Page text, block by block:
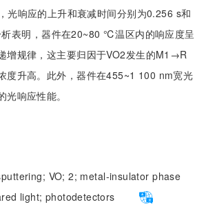
光响应的上升和衰减时间分别为0.256 s和
表明，器件在20~80 ℃温区内的响应度呈
增规律，这主要归因于VO2发生的M1→R
度升高。此外，器件在455~1 100 nm宽光
响应性能。
VO;2; metal-insulator phase
light; photodetectors